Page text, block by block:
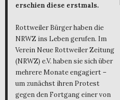
erschien diese erstmals.
Rottweiler Bürger haben die
NRWZ ins Leben gerufen. Im
Verein Neue Rottweiler Zeitung
(NRWZ) e.V. haben sie sich über
mehrere Monate engagiert –
um zunächst ihren Protest
gegen den Fortgang einer von